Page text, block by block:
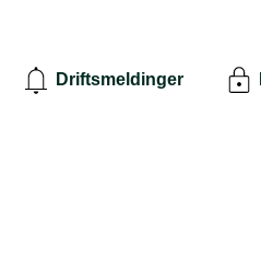
Driftsmeldinger